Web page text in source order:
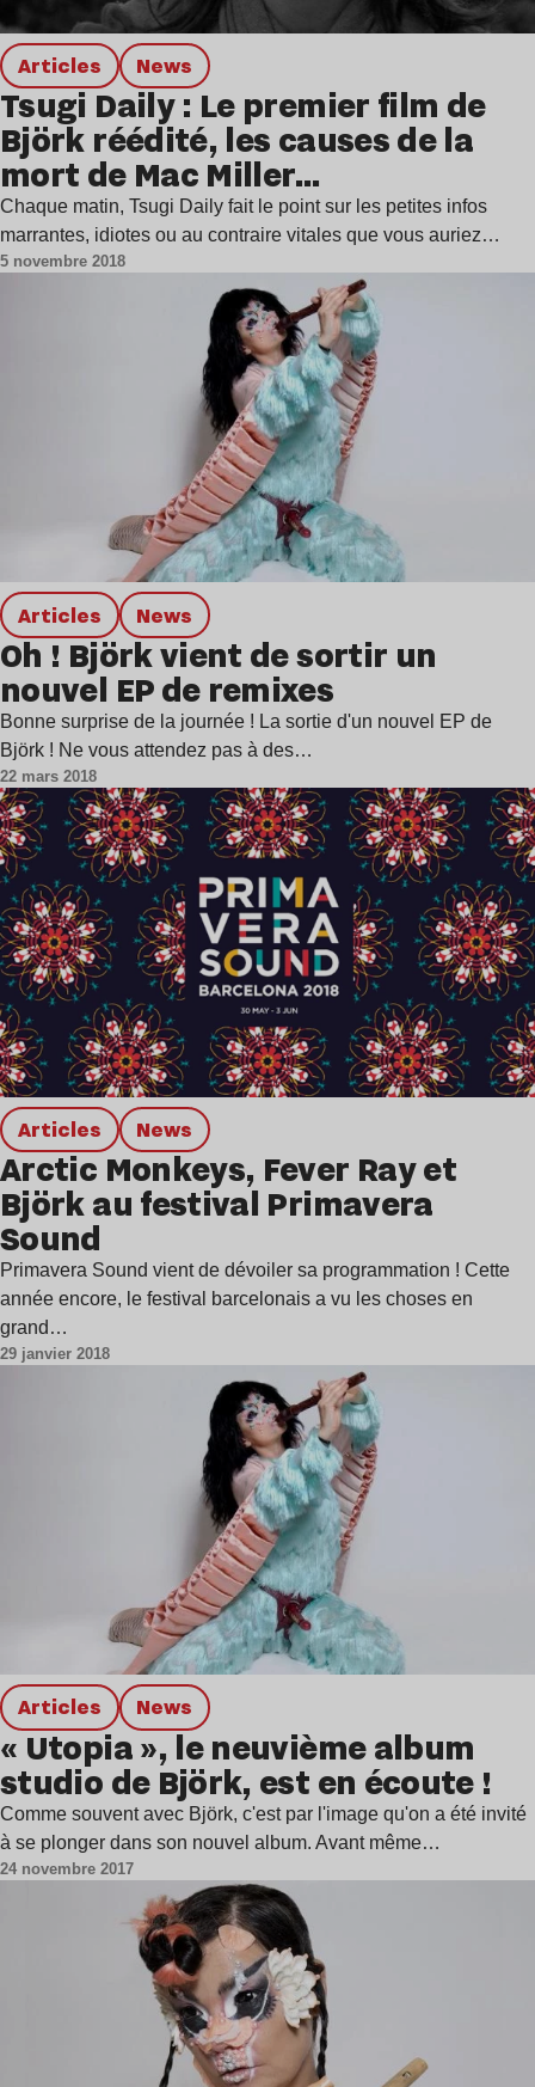
Articles news
Tsugi Daily : Le premier film de
Björk réédité, les causes de la
mort de Mac Miller…
Chaque matin, Tsugi Daily fait le point sur les petites infos
marrantes, idiotes ou au contraire vitales que vous auriez…
5 novembre 2018
Articles news
Oh ! Björk vient de sortir un
nouvel EP de remixes
Bonne surprise de la journée ! La sortie d'un nouvel EP de
Björk ! Ne vous attendez pas à des…
22 mars 2018
Articles news
Arctic Monkeys, Fever Ray et
Björk au festival Primavera
Sound
Primavera Sound vient de dévoiler sa programmation ! Cette
année encore, le festival barcelonais a vu les choses en
grand…
29 janvier 2018
Articles news
« Utopia », le neuvième album
studio de Björk, est en écoute !
Comme souvent avec Björk, c'est par l'image qu'on a été invité
à se plonger dans son nouvel album. Avant même…
24 novembre 2017